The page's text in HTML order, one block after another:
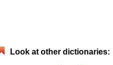
Look at other dictionaries: